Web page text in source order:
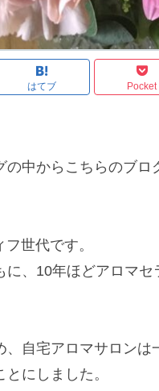
はてブ Pocket
中からこちらのブロ
世代です。
、10年ほどアロマ
自宅アロマサロンは
にしました。